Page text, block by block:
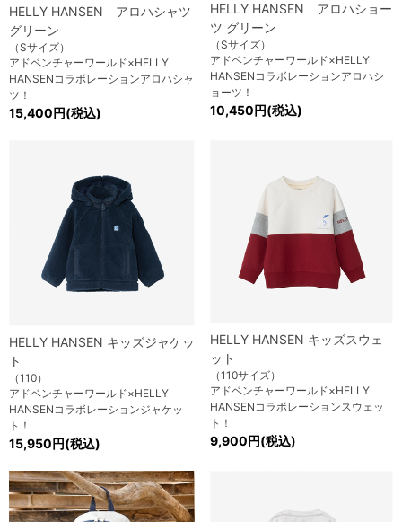
HELLY HANSEN アロハシャツ
グリーン
（Sサイズ）
アドベンチャーワールド×HELLY
HANSENコラボレーションアロハシャ
ツ！
15,400円(税込)
HELLY HANSEN アロハショー
ツ グリーン
（Sサイズ）
アドベンチャーワールド×HELLY
HANSENコラボレーションアロハシ
ョーツ！
10,450円(税込)
HELLY HANSEN キッズジャケッ
ト
（110）
アドベンチャーワールド×HELLY
HANSENコラボレーションジャケッ
ト！
15,950円(税込)
HELLY HANSEN キッズスウェ
ット
（110サイズ）
アドベンチャーワールド×HELLY
HANSENコラボレーションスウェッ
ト！
9,900円(税込)